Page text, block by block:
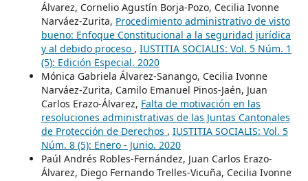
Álvarez, Cornelio Agustín Borja-Pozo, Cecilia Ivonne
Narváez-Zurita, Procedimiento administrativo de visto
bueno: Enfoque Constitucional a la seguridad jurídica
y al debido proceso , IUSTITIA SOCIALIS: Vol. 5 Núm. 1
(5): Edición Especial. 2020
Mónica Gabriela Álvarez-Sanango, Cecilia Ivonne
Narváez-Zurita, Camilo Emanuel Pinos-Jaén, Juan
Carlos Erazo-Álvarez, Falta de motivación en las
resoluciones administrativas de las Juntas Cantonales
de Protección de Derechos , IUSTITIA SOCIALIS: Vol. 5
Núm. 8 (5): Enero - Junio. 2020
Paúl Andrés Robles-Fernández, Juan Carlos Erazo-
Álvarez, Diego Fernando Trelles-Vicuña, Cecilia Ivonne